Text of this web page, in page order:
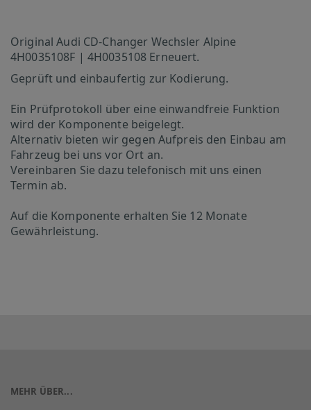
OriginalAudi CD-Changer Wechsler Alpine
4H0035108F | 4H0035108 Erneuert.
Geprüft und einbaufertig zur Kodierung.
Ein Prüfprotokoll über eine einwandfreie Funktion
wird der Komponente beigelegt.
Alternativ bieten wir gegen Aufpreis den Einbau am
Fahrzeug bei uns vor Ort an.
Vereinbaren Sie dazu telefonisch mit uns einen
Termin ab.
Auf die Komponente erhalten Sie 12 Monate
Gewährleistung.
MEHR ÜBER...